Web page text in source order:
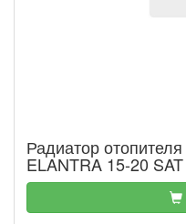
Радиатор
ELANTRA 15-20